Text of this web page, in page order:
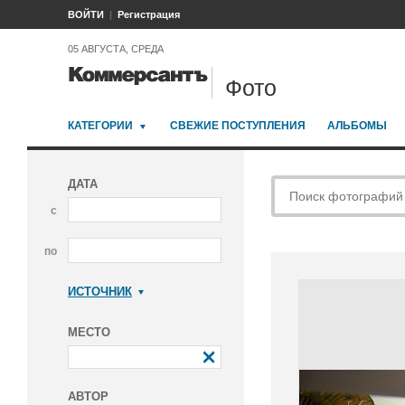
ВОЙТИ Регистрация
05 АВГУСТА, СРЕДА
Фото
КАТЕГОРИИ СВЕЖИЕ ПОСТУПЛЕНИЯ АЛЬБОМЫ
ДАТА
с
по
ИСТОЧНИК
МЕСТО
АВТОР